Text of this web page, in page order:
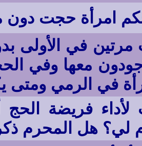
امرأة حجت دون
في الأولى
معها وفي
في الرمي ومتى
لأداء فريضة
لي؟ هل المحرم